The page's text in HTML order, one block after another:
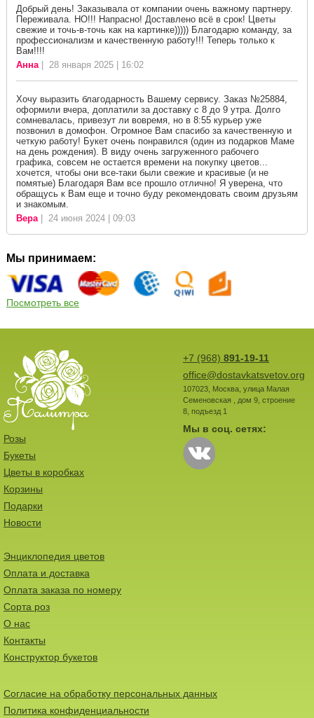
Добрый день! Заказывала от компании очень важному партнеру.
Переживала. НО!!! Напрасно! Доставлено всё в срок! Цветы
свежие и точь-в-точь как на картинке))))) Благодарю команду, за
профессионализм и качественную работу!!! Теперь только к
Вам!!!!
Анна| 28 января 2025 | 16:02
Хочу выразить благодарность Вашему сервису. Заказ №25884,
оформили вчера, доплатили за доставку с 8 до 9 утра. Долго
сомневалась, привезут ли вовремя, но в 8:55 курьер уже
позвонил в домофон. Огромное Вам спасибо за качественную и
четкую работу! Букет очень понравился (один из подарков Маме
на день рождения). В виду очень загруженного рабочего
графика, совсем не остается времени на покупку цветов...
хочется, чтобы они все-таки были свежие и красивые (и не
помятые) Благодаря Вам все прошло отлично! Я уверена, что
обращусь к Вам еще и точно буду рекомендовать своим друзьям
и знакомым.
Вера| 24 июня 2024 | 09:03
Мы принимаем:
Посмотреть все
+7 (968) 891-19-11
office@dostavkatsvetov.org
107023, Москва, улица Малая
Семеновская , дом 9, строение
8, подъезд 1
Мы в соц. сетях:
Розы
Букеты
Цветы в коробках
Корзины
Подарки
Новости
Энциклопедия цветов
Оплата и доставка
Оплата заказа по номеру
Сорта роз
О нас
Контакты
Конструктор букетов
Согласие на обработку персональных данных
Политика конфиденциальности